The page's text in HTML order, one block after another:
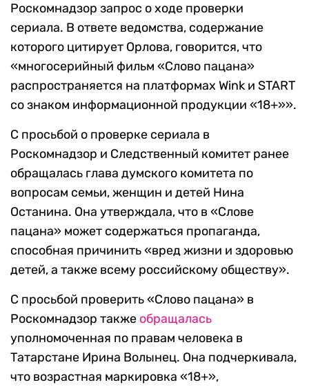
Роскомнадзор запрос о ходе проверки
сериала. В ответе ведомства, содержание
которого цитирует Орлова, говорится, что
«многосерийный фильм «Слово пацана»
распространяется на платформах Wink и START
со знаком информационной продукции «18+»».
С просьбой о проверке сериала в
Роскомнадзор и Следственный комитет ранее
обращалась глава думского комитета по
вопросам семьи, женщин и детей Нина
Останина. Она утверждала, что в «Слове
пацана» может содержаться пропаганда,
способная причинить «вред жизни и здоровью
детей, а также всему российскому обществу».
С просьбой проверить «Слово пацана» в
Роскомнадзор также обращалась
уполномоченная по правам человека в
Татарстане Ирина Волынец. Она подчеркивала,
что возрастная маркировка «18+»,